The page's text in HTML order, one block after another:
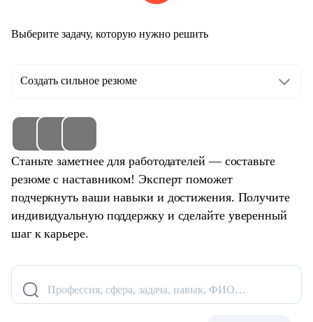
Выберите задачу, которую нужно решить
Создать сильное резюме
Станьте заметнее для работодателей — составьте
резюме с наставником! Эксперт поможет
подчеркнуть ваши навыки и достижения. Получите
индивидуальную поддержку и сделайте уверенный
шаг к карьере.
Профессия, сфера, задача, навык, ФИО…